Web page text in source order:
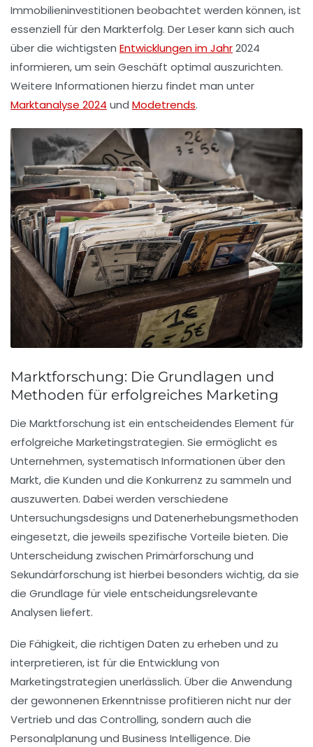
Immobilieninvestitionen beobachtet werden können, ist
essenziell für den Markterfolg. Der Leser kann sich auch
über die wichtigsten Entwicklungen im Jahr2024
informieren, um sein Geschäft optimal auszurichten.
Weitere Informationen hierzu findet man unter
Marktanalyse 2024 und Modetrends.
Marktforschung: Die Grundlagen und
Methoden für erfolgreiches Marketing
Die Marktforschung ist ein entscheidendes Element für
erfolgreiche Marketingstrategien. Sie ermöglicht es
Unternehmen, systematisch Informationen über den
Markt, die Kunden und die Konkurrenz zu sammeln und
auszuwerten. Dabei werden verschiedene
Untersuchungsdesigns und Datenerhebungsmethoden
eingesetzt, die jeweils spezifische Vorteile bieten. Die
Unterscheidung zwischen Primärforschung und
Sekundärforschung ist hierbei besonders wichtig, da sie
die Grundlage für viele entscheidungsrelevante
Analysen liefert.
Die Fähigkeit, die richtigen Daten zu erheben und zu
interpretieren, ist für die Entwicklung von
Marketingstrategien unerlässlich. Über die Anwendung
der gewonnenen Erkenntnisse profitieren nicht nur der
Vertrieb und das Controlling, sondern auch die
Personalplanung und Business Intelligence. Die